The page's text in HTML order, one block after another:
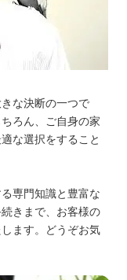
な決断の一つで
ろん、ご自身の家
な選択をすること
専門知識と豊富な
きまで、お客様の
ます。どうぞお気